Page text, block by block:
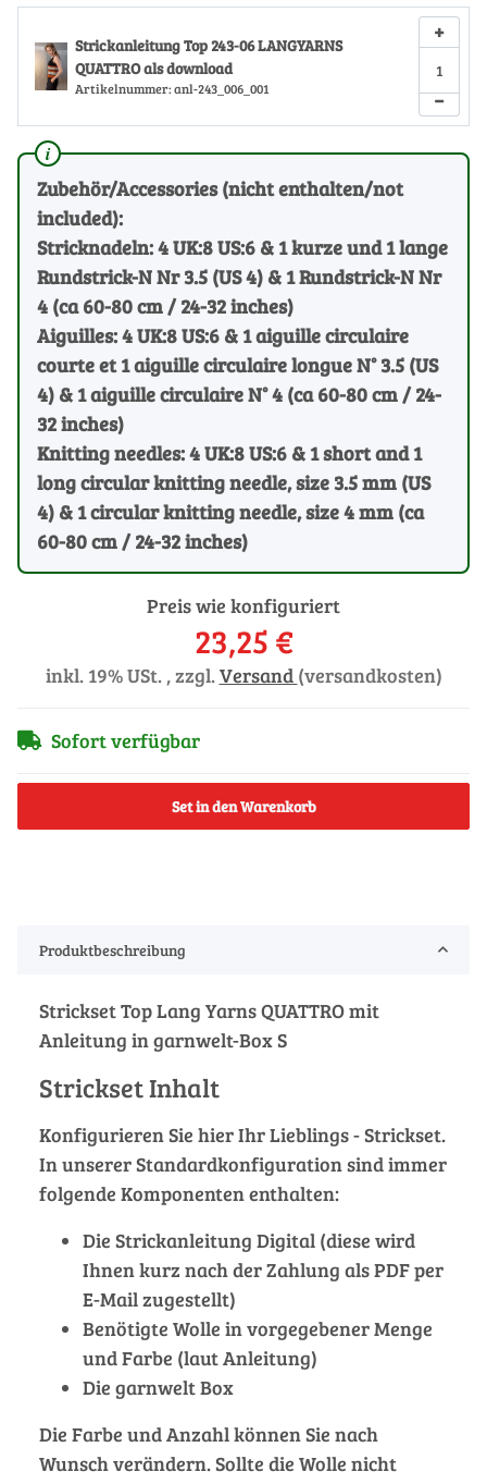
Strickanleitung Top 243-06 LANGYARNS
QUATTRO als download
Artikelnummer: anl-243_006_001 −
+
Zubehör/Accessories (nicht enthalten/not
included):
Stricknadeln: 4 UK:8 US:6 & 1 kurze und 1 lange
Rundstrick-N Nr 3.5 (US 4) & 1 Rundstrick-N Nr
4 (ca 60-80 cm / 24-32 inches)
Aiguilles: 4 UK:8 US:6 & 1 aiguille circulaire
courte et 1 aiguille circulaire longue N° 3.5 (US
4) & 1 aiguille circulaire N° 4 (ca 60-80 cm / 24-
32 inches)
Knitting needles: 4 UK:8 US:6 & 1 short and 1
long circular knitting needle, size 3.5 mm (US
4) & 1 circular knitting needle, size 4 mm (ca
60-80 cm / 24-32 inches)
Preis wie konfiguriert
23,25 €
inkl. 19% USt. , zzgl.Versand (versandkosten)
Sofort verfügbar
Set in den Warenkorb
Produktbeschreibung
Strickset Top Lang Yarns QUATTRO mit
Anleitung in garnwelt-Box S
Strickset Inhalt
Konfigurieren Sie hier Ihr Lieblings - Strickset.
In unserer Standardkonfiguration sind immer
folgende Komponenten enthalten:
Die Strickanleitung Digital (diese wird
Ihnen kurz nach der Zahlung als PDF per
E-Mail zugestellt)
Benötigte Wolle in vorgegebener Menge
und Farbe (laut Anleitung)
Die garnwelt Box
Die Farbe und Anzahl können Sie nach
Wunsch verändern. Sollte die Wolle nicht